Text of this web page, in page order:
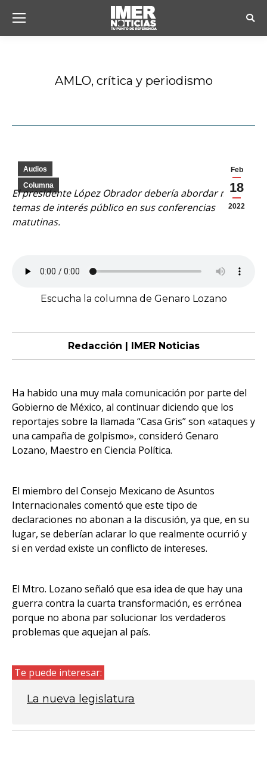
AMLO, crítica y periodismo
Feb
18
2022
Audios
Columna
El presidente López Obrador debería abordar más
temas de interés público en sus conferencias
matutinas.
Escucha la columna de Genaro Lozano
Redacción | IMER Noticias
Ha habido una muy mala comunicación por parte del
Gobierno de México, al continuar diciendo que los
reportajes sobre la llamada “Casa Gris” son «ataques y
una campaña de golpismo», consideró Genaro
Lozano, Maestro en Ciencia Política.
El miembro del Consejo Mexicano de Asuntos
Internacionales comentó que este tipo de
declaraciones no abonan a la discusión, ya que, en su
lugar, se deberían aclarar lo que realmente ocurrió y
si en verdad existe un conflicto de intereses.
El Mtro. Lozano señaló que esa idea de que hay una
guerra contra la cuarta transformación, es errónea
porque no abona par solucionar los verdaderos
problemas que aquejan al país.
Te puede interesar:
La nueva legislatura